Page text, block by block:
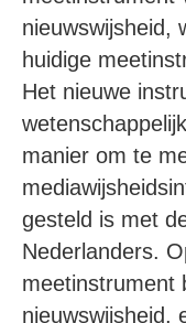
nieuwswijsheid,
huidige
Het nieuwe
manier om te
gesteld is met
Nederlanders.
meetinstrument
nieuwswijsheid,